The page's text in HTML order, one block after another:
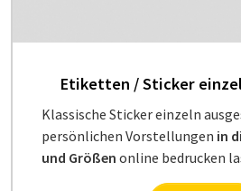
Etiketten / Sticker
Klassische Sticker einzeln
persönlichen Vorstellungen in
und Größen online bedrucken